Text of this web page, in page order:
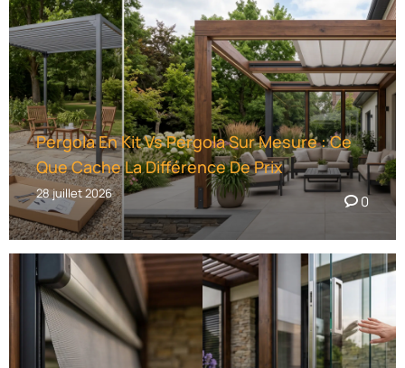
V
E
:
Pergola En Kit Vs Pergola Sur Mesure : Ce
Que Cache La Différence De Prix
28 juillet 2026 0